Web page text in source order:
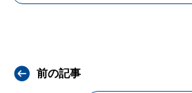
前の記事